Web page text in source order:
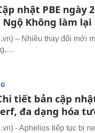
nhật PBE ngày
Không làm lại
– Nhiều thay đổi mới
tiết bản cập
đa dạng hóa
- Aphelios tiếp tục bị